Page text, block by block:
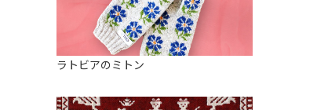
ラトビアのミトン